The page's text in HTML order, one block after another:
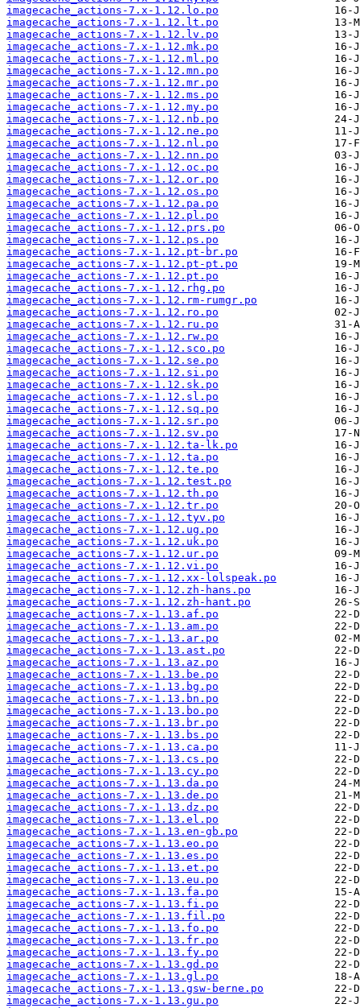
imagecache_actions-7.x-1.12.lo.po
imagecache_actions-7.x-1.12.lt.po
imagecache_actions-7.x-1.12.lv.po
imagecache_actions-7.x-1.12.mk.po
imagecache_actions-7.x-1.12.ml.po
imagecache_actions-7.x-1.12.mn.po
imagecache_actions-7.x-1.12.mr.po
imagecache_actions-7.x-1.12.ms.po
imagecache_actions-7.x-1.12.my.po
imagecache_actions-7.x-1.12.nb.po
imagecache_actions-7.x-1.12.ne.po
imagecache_actions-7.x-1.12.nl.po
imagecache_actions-7.x-1.12.nn.po
imagecache_actions-7.x-1.12.oc.po
imagecache_actions-7.x-1.12.or.po
imagecache_actions-7.x-1.12.os.po
imagecache_actions-7.x-1.12.pa.po
imagecache_actions-7.x-1.12.pl.po
imagecache_actions-7.x-1.12.prs.po
imagecache_actions-7.x-1.12.ps.po
imagecache_actions-7.x-1.12.pt-br.po
imagecache_actions-7.x-1.12.pt-pt.po
imagecache_actions-7.x-1.12.pt.po
imagecache_actions-7.x-1.12.rhg.po
imagecache_actions-7.x-1.12.rm-rumgr.po
imagecache_actions-7.x-1.12.ro.po
imagecache_actions-7.x-1.12.ru.po
imagecache_actions-7.x-1.12.rw.po
imagecache_actions-7.x-1.12.sco.po
imagecache_actions-7.x-1.12.se.po
imagecache_actions-7.x-1.12.si.po
imagecache_actions-7.x-1.12.sk.po
imagecache_actions-7.x-1.12.sl.po
imagecache_actions-7.x-1.12.sq.po
imagecache_actions-7.x-1.12.sr.po
imagecache_actions-7.x-1.12.sv.po
imagecache_actions-7.x-1.12.ta-lk.po
imagecache_actions-7.x-1.12.ta.po
imagecache_actions-7.x-1.12.te.po
imagecache_actions-7.x-1.12.test.po
imagecache_actions-7.x-1.12.th.po
imagecache_actions-7.x-1.12.tr.po
imagecache_actions-7.x-1.12.tyv.po
imagecache_actions-7.x-1.12.ug.po
imagecache_actions-7.x-1.12.uk.po
imagecache_actions-7.x-1.12.ur.po
imagecache_actions-7.x-1.12.vi.po
imagecache_actions-7.x-1.12.xx-lolspeak.po
imagecache_actions-7.x-1.12.zh-hans.po
imagecache_actions-7.x-1.12.zh-hant.po
imagecache_actions-7.x-1.13.af.po
imagecache_actions-7.x-1.13.am.po
imagecache_actions-7.x-1.13.ar.po
imagecache_actions-7.x-1.13.ast.po
imagecache_actions-7.x-1.13.az.po
imagecache_actions-7.x-1.13.be.po
imagecache_actions-7.x-1.13.bg.po
imagecache_actions-7.x-1.13.bn.po
imagecache_actions-7.x-1.13.bo.po
imagecache_actions-7.x-1.13.br.po
imagecache_actions-7.x-1.13.bs.po
imagecache_actions-7.x-1.13.ca.po
imagecache_actions-7.x-1.13.cs.po
imagecache_actions-7.x-1.13.cy.po
imagecache_actions-7.x-1.13.da.po
imagecache_actions-7.x-1.13.de.po
imagecache_actions-7.x-1.13.dz.po
imagecache_actions-7.x-1.13.el.po
imagecache_actions-7.x-1.13.en-gb.po
imagecache_actions-7.x-1.13.eo.po
imagecache_actions-7.x-1.13.es.po
imagecache_actions-7.x-1.13.et.po
imagecache_actions-7.x-1.13.eu.po
imagecache_actions-7.x-1.13.fa.po
imagecache_actions-7.x-1.13.fi.po
imagecache_actions-7.x-1.13.fil.po
imagecache_actions-7.x-1.13.fo.po
imagecache_actions-7.x-1.13.fr.po
imagecache_actions-7.x-1.13.fy.po
imagecache_actions-7.x-1.13.gd.po
imagecache_actions-7.x-1.13.gl.po
imagecache_actions-7.x-1.13.gsw-berne.po
imagecache_actions-7.x-1.13.gu.po